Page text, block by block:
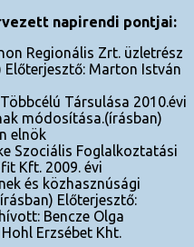
napirendi pontjai:
Regionális Zrt. üzletrész
Marton István
Társulása 2010.évi
módosítása.(írásban)
elnök
Szociális Foglalkoztatási
Kft. 2009. évi
és közhasznúsági
Előterjesztő:
Bencze Olga
Erzsébet Kht.